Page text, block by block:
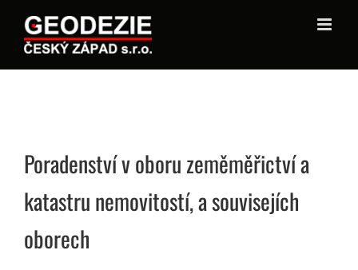
Poradenství v oboru zeměměřictví a
katastru nemovitostí, a souvisejích
oborech